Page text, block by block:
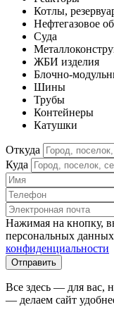
Котлы,
Нефтегазовое
Cуда
ЖБИ изделия
Блочно-
Шины
Трубы
Контейнеры
Катушки
Откуда
Куда
Нажимая на кнопку,
персональных
конфиденциальности
Все здесь — для вас,
— делаем сайт